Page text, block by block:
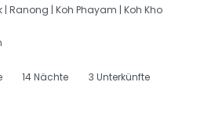
| Ranong | Koh Phayam | Koh Kho
14Nächte
3 Unterkünfte